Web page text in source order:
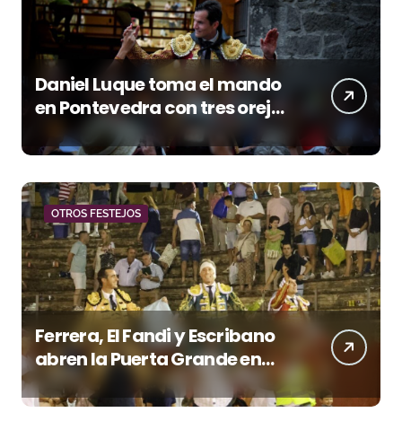
Daniel Luque toma el mando
en Pontevedra con tres orejas
y una Puerta Grande de peso
OTROS FESTEJOS
Ferrera, El Fandi y Escribano
abren la Puerta Grande en
una tarde triunfal en Azuaga